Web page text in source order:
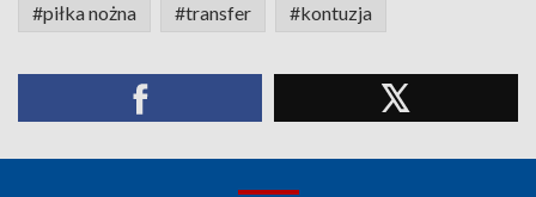
#piłka nożna #transfer #kontuzja